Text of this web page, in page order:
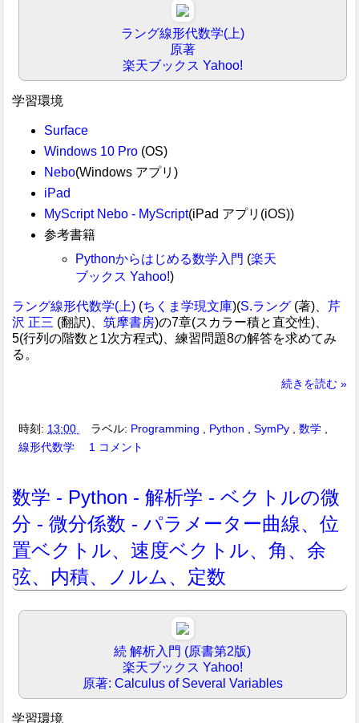
ラング線形代数学(上)
原著
楽天ブックス Yahoo!
学習環境
Surface
Windows 10 Pro(OS)
Nebo(Windows アプリ)
iPad
MyScript Nebo - MyScript(iPad アプリ(iOS))
参考書籍
Pythonからはじめる数学入門 (楽天
ブックス Yahoo!)
ラング線形代数学(上) (ちくま学現文庫)(S.ラング (著)、 芹
沢 正三 (翻訳)、 筑摩書房)の7章(スカラー積と直交性)、
5(行列の階数と1次方程式)、練習問題8の解答を求めてみ
る。
続きを読む »
時刻: 13:00 ラベル: Programming Python ,SymPy ,数学
線形代数学
1 コメント
数学 - Python - 解析学 - ベクトルの微
分 - 微分係数 - パラメーター曲線、位
置ベクトル、速度ベクトル、角、余
弦、内積、ノルム、定数
続 解析入門 (原書第2版)
楽天ブックス Yahoo!
原著: Calculus of Several Variables
学習環境